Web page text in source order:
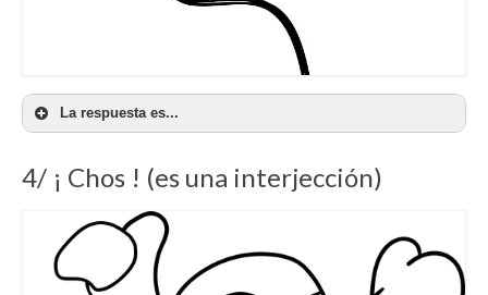
La respuesta es...
c) Aquí hay algo inesperado y de poco fiar.
En français: Il y a quelque chose qui cloche
4/ ¡ Chos ! (es una interjección)